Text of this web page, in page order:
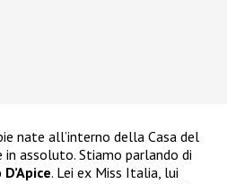
nate all’interno della Casa del
assoluto. Stiamo parlando di
. Lei ex Miss Italia, lui